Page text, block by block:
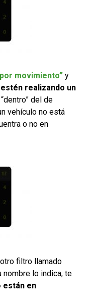
movimiento” y
realizando un
del de
vehículo no está
o no en
filtro llamado
nombre lo indica, te
están en